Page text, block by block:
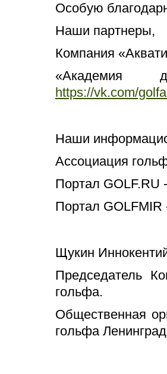
Особую
Наши партнеры,
Компания
«Академия
https://vk.com/
Наши
Ассоциация
Портал GOLF.RU
Портал
Щукин
Председатель
гольфа.
Общественная
гольфа